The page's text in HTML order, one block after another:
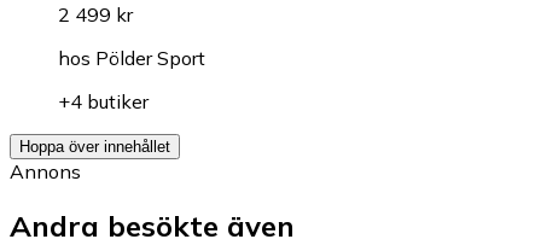
2 499 kr
hos Pölder Sport
+4 butiker
Hoppa över innehållet
Annons
Andra besökte även